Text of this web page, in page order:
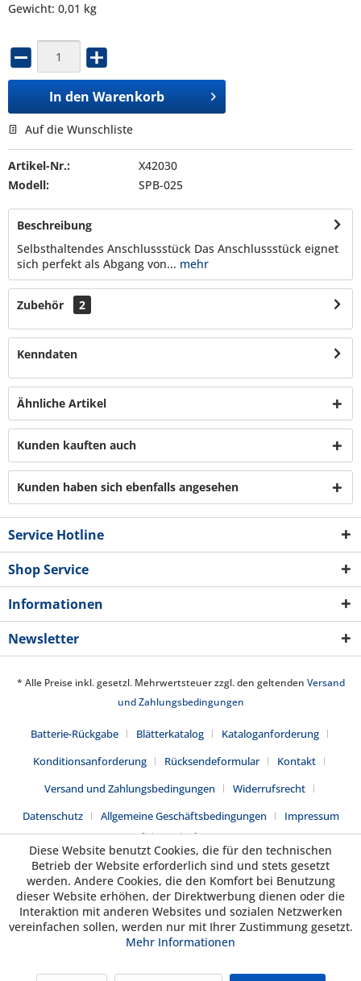
Gewicht: 0,01 kg
In den Warenkorb
Auf die Wunschliste
Artikel-Nr.:
X42030
Modell:
SPB-025
Beschreibung
Selbsthaltendes Anschlussstück Das Anschlussstück eignet
sich perfekt als Abgang von... mehr
Zubehör 2
Kenndaten
Ähnliche Artikel
Kunden kauften auch
Kunden haben sich ebenfalls angesehen
Service Hotline
Shop Service
Informationen
Newsletter
* Alle Preise inkl. gesetzl. Mehrwertsteuer zzgl. den geltenden Versand
und Zahlungsbedingungen
Batterie-Rückgabe Blätterkatalog
Kataloganforderung
Konditionsanforderung
Rücksendeformular
Kontakt
Versand und Zahlungsbedingungen
Widerrufsrecht
Datenschutz
Allgemeine Geschäftsbedingungen
Impressum
Realisiert mit Shopware
Diese Website benutzt Cookies, die für den technischen
Betrieb der Website erforderlich sind und stets gesetzt
werden. Andere Cookies, die den Komfort bei Benutzung
dieser Website erhöhen, der Direktwerbung dienen oder die
Interaktion mit anderen Websites und sozialen Netzwerken
vereinfachen sollen, werden nur mit Ihrer Zustimmung gesetzt.
Mehr Informationen